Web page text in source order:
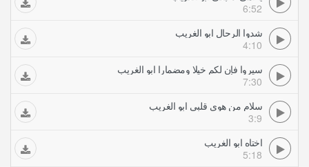
6:52
شدوا الرحال ابو الغريب
4:10
سيروا فإن لكم خيلا ومضمارا ابو الغريب
7:30
سلام من هوى قلبي ابو الغريب
3:9
اختاه ابو الغريب
5:18